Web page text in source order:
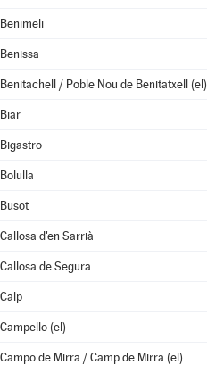
Benimeli
Benissa
Benitachell / Poble Nou de Benitatxell (el)
Biar
Bigastro
Bolulla
Busot
Callosa d'en Sarrià
Callosa de Segura
Calp
Campello (el)
Campo de Mirra / Camp de Mirra (el)